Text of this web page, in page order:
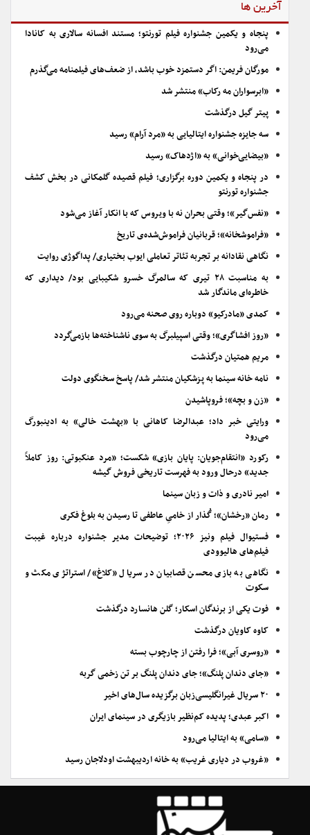
آخرین ها
پنجاه و یکمین جشنواره فیلم تورنتو؛ مستند افسانه سالاری به کانادا
می‌رود
مورگان فریمن: اگر دستمزد خوب باشد، از ضعف‌های فیلمنامه می‌گذرم
«ابرسواران مه رکاب» منتشر شد
پیتر گیل درگذشت
سه جایزه جشنواره ایتالیایی به «مرد آرام» رسید
«بیضایی‌خوانی» به «اژدهاک» رسید
در پنجاه و یکمین دوره برگزاری؛ فیلم قصیده گلمکانی در بخش کشف
جشنواره تورنتو
«نفس‌گیر»؛ وقتی بحران نه با ویروس که با انکار آغاز می‌شود
«فراموشخانه»؛ قربانیان فراموش‌شده‌ی تاریخ
نگاهی نقادانه بر تجربه تئاتر تعاملی ایوب بختیاری/ پداگوژی روایت
به مناسبت ۲۸ تیری که سالمرگ خسرو شکیبایی بود/ دیداری که
خاطره‌ای ماندگار شد
کمدی «مادرکیو» دوباره روی صحنه می‌رود
«روز افشاگری»؛ وقتی اسپیلبرگ به سوی ناشناخته‌ها بازمی‌گردد
مریم همتیان درگذشت
نامه خانه سینما به پزشکیان منتشر شد/ پاسخ سخنگوی دولت
«زن و بچه»؛ فروپاشیدن
ورایتی خبر داد؛ عبدالرضا کاهانی با «بهشت خالی» به ادینبورگ
می‌رود
رکورد «انتقام‌جویان: پایان بازی» شکست؛ «مرد عنکبوتی: روز کاملاً
جدید» درحال ورود به فهرست تاریخی فروش گیشه
امیر نادری و ذات و زبان سینما
رمان «رخشان»؛ گُذار از خامیِ عاطفی تا رسیدن به بلوغ فکری
فستیوال فیلم ونیز ۲۰۲۶؛ توضیحات مدیر جشنواره درباره غیبت
فیلم‌های هالیوودی
نگاهی به بازی محسن قصابیان در سریال «کلاغ»/ استراتژی مکث و
سکوت
فوت یکی از برندگان اسکار؛ گلن هانسارد درگذشت
کاوه کاویان درگذشت
«روسری آبی»؛ فرا رفتن از چارچوب بسته
«جای دندان پلنگ»؛ جای دندان پلنگ بر تن زخمی گربه
۲۰ سریال غیرانگلیسی‌زبان برگزیده سال‌های اخیر
اکبر عبدی؛ پدیده کم‌نظیر بازیگری در سینمای ایران
«سامی» به ایتالیا می‌رود
«غروب در دیاری غریب» به خانه اردیبهشت اودلاجان رسید